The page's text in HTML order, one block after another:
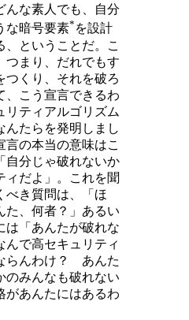
んな素人でも、自分
な暗号要素* を設計
、ということだ。こ
つまり、だれでもす
つくり、それを破ろ
、こう宣言できるわ
リティアルゴリズム
んたらを発明しまし
言の本当の意味はこ
自分じゃ破れないか
ィだよ」。これを聞
べき質問は、「ほ
た、何者？」あるい
は「あんたが破れな
んで高セキュリティ
らんわけ？ あんた
のみんなも破れない
があんたにはあるわ